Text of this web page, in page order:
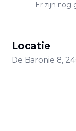
Er zijn nog
Locatie
De Baronie 8,